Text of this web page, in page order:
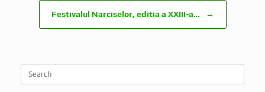
Festivalul Narciselor, editia a XXIII-a… →